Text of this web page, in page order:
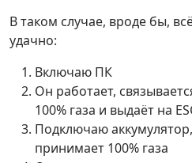
В таком случае, вроде бы,
удачно:
Включаю ПК
Он работает,
100% газа и выдаёт на
Подключаю
принимает 100% газа